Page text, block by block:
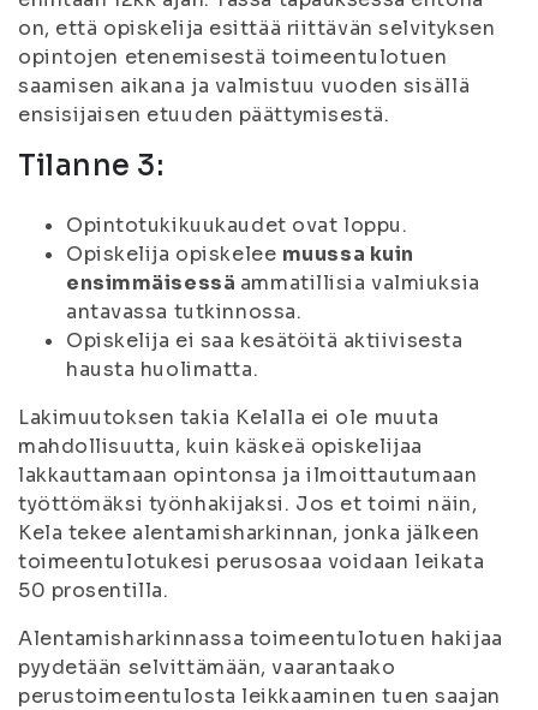
on, että opiskelija esittää riittävän selvityksen
opintojen etenemisestä toimeentulotuen
saamisen aikana ja valmistuu vuoden sisällä
ensisijaisen etuuden päättymisestä.
Tilanne 3:
Opintotukikuukaudet ovat loppu.
Opiskelija opiskelee muussa kuin
ensimmäisessä ammatillisia valmiuksia
antavassa tutkinnossa.
Opiskelija ei saa kesätöitä aktiivisesta
hausta huolimatta.
Lakimuutoksen takia Kelalla ei ole muuta
mahdollisuutta, kuin käskeä opiskelijaa
lakkauttamaan opintonsa ja ilmoittautumaan
työttömäksi työnhakijaksi. Jos et toimi näin,
Kela tekee alentamisharkinnan, jonka jälkeen
toimeentulotukesi perusosaa voidaan leikata
50 prosentilla.
Alentamisharkinnassa toimeentulotuen hakijaa
pyydetään selvittämään, vaarantaako
perustoimeentulosta leikkaaminen tuen saajan